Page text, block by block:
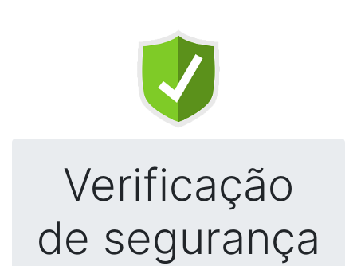
Verificação
de segurança